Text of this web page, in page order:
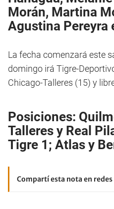
Morán, Martina
Agustina Pereyra
La fecha comenzará este
domingo irá Tigre-
Chicago-Talleres (15) y
Posiciones:
Talleres y Real
Tigre 1; Atlas y
Compartí esta nota en redes